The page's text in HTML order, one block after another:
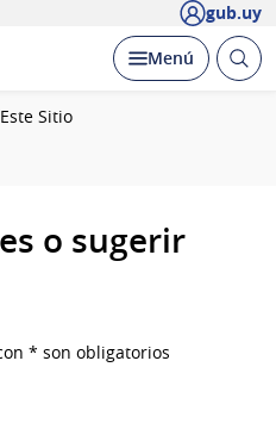
gub.uy
Desplegar
Menú Abrir
Sitio
o sugerir
* son obligatorios